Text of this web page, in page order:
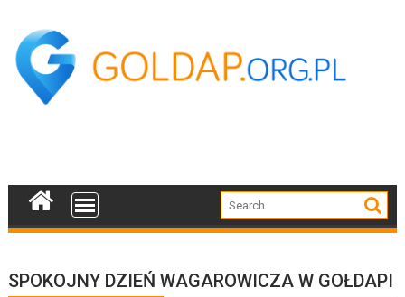
content
SPOKOJNY DZIEŃ WAGAROWICZA W GOŁDAPI